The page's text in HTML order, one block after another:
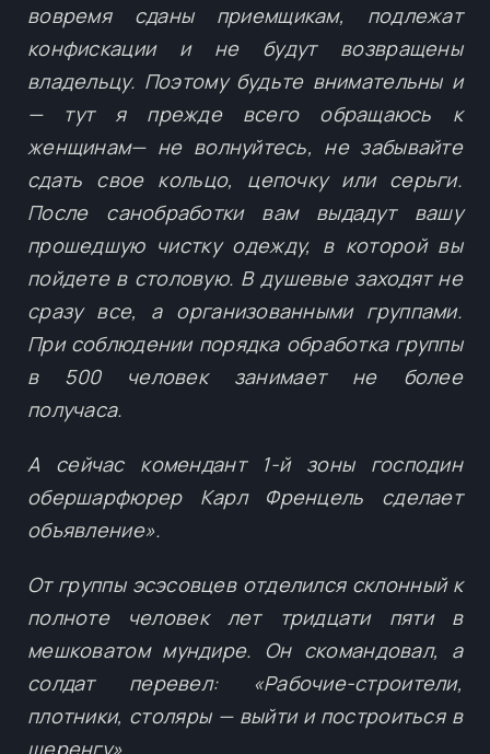
вовремя сданы приемщикам, подлежат
конфискации и не будут возвращены
владельцу. Поэтому будьте внимательны и
— тут я прежде всего обращаюсь к
женщинам— не волнуйтесь, не забывайте
сдать свое кольцо, цепочку или серьги.
После санобработки вам выдадут вашу
прошедшую чистку одежду, в которой вы
пойдете в столовую. В душевые заходят не
сразу все, а организованными группами.
При соблюдении порядка обработка группы
в 500 человек занимает не более
получаса.
А сейчас комендант 1-й зоны господин
обершарфюрер Карл Френцель сделает
объявление».
От группы эсэсовцев отделился склонный к
полноте человек лет тридцати пяти в
мешковатом мундире. Он скомандовал, а
солдат перевел: «Рабочие-строители,
плотники, столяры — выйти и построиться в
шеренгу».